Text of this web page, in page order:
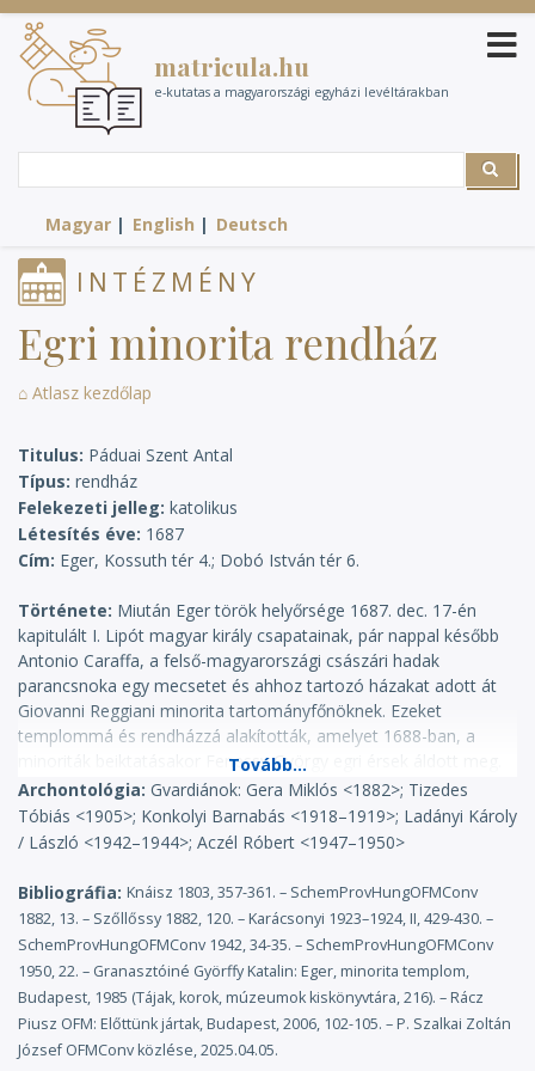
Ugrás
tartalomra
matricula.hu
e-kutatas a magyarországi egyházi levéltárakban
Search
Magyar English Deutsch
INTÉZMÉNY
Egri minorita rendház
⌂ Atlasz kezdőlap
Titulus Páduai Szent Antal
Típus rendház
Felekezeti jelleg katolikus
Létesítés éve 1687
Cím Eger, Kossuth tér 4.; Dobó István tér 6.
Története Miután Eger török helyőrsége 1687. dec. 17-én
kapitulált I. Lipót magyar király csapatainak, pár nappal később
Antonio Caraffa, a felső-magyarországi császári hadak
parancsnoka egy mecsetet és ahhoz tartozó házakat adott át
Giovanni Reggiani minorita tartományfőnöknek. Ezeket
templommá és rendházzá alakították, amelyet 1688-ban, a
minoriták beiktatásakor Fenessy György egri érsek áldott meg.
1690-ben a minoriták további kerteket és földeket kaptak, sőt
1695-ben egy templomot a Rác utcában. A közösség 1702-ben
konventi rangra emelkedett. Ekkor elöljárói németek voltak,
török épületeket 1712-ig használták, majd az egri püspökök
támogatásával két tornyú barokk templomot és kétemeletes
kolostort kezdtek építeni. Utóbbit 1770 körül Jakabfalvy Román
gvardián alatt fejezték be. A templomot 1773-ban Batthyány
Ignác egri prépost szentelte fel. 1827-ben súlyos tűz pusztította
el az épületek tetejét, 1878-ban pedig vihar károsította meg a
falakat. A minorita atyák részt vettek Eger és környéke
lelkipásztorkodásában, miséztek a vármegyei börtön
Archontológia Gvardiánok: Gera Miklós <1882>; Tizedes
Tóbiás <1905>; Konkolyi Barnabás <1918–1919>; Ladányi Károly
/ László <1942–1944>; Aczél Róbert <1947–1950>
Bibliográfia Knáisz 1803, 357-361. – SchemProvHungOFMConv
1882, 13. – Szőllőssy 1882, 120. – Karácsonyi 1923–1924, II, 429-430. –
SchemProvHungOFMConv 1942, 34-35. – SchemProvHungOFMConv
1950, 22. – Granasztóiné Györffy Katalin: Eger, minorita templom,
Budapest, 1985 (Tájak, korok, múzeumok kiskönyvtára, 216). – Rácz
Piusz OFM: Előttünk jártak, Budapest, 2006, 102-105. – P. Szalkai Zoltán
József OFMConv közlése, 2025.04.05.